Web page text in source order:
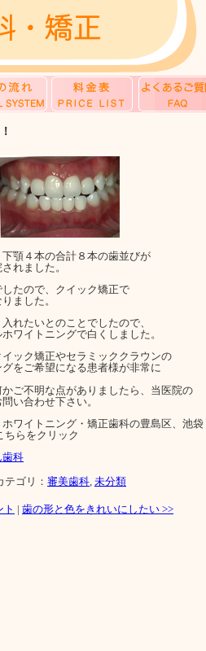
顎４本の合計８本の歯並びが
れました。
たので、クイック矯正で
ました。
れたいとのことでしたので、
ワイトニングで白くしました。
ック矯正やセラミッククラウンの
をご希望になる患者様が非常に
ご不明な点がありましたら、当医院の
い合わせ下さい。
ワイトニング・矯正歯科の豊島区、池
ちらをクリック
歯科
テゴリ： 審美歯科 未分類
| 歯の形と色をきれいにしたい >>